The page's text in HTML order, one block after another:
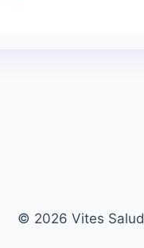
© 2026 Vites Salud